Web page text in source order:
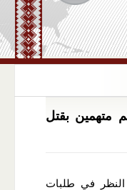
متهمين بقتل
النظر في طلبات